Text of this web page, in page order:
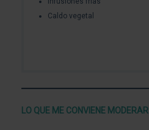
Caldo vegetal
LO QUE ME CONVIENE MODERAR